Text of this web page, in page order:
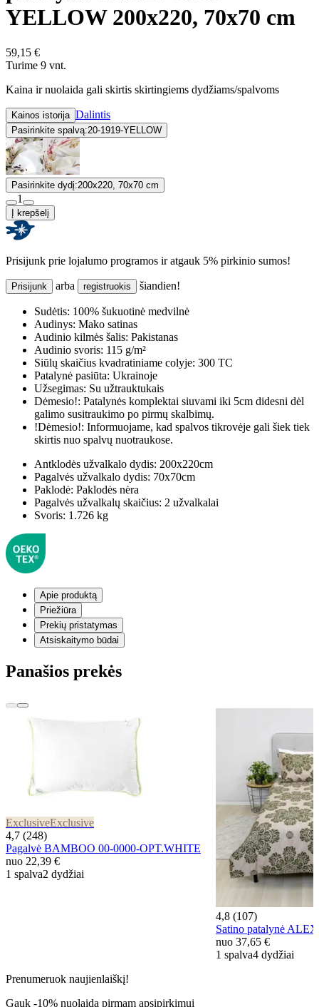
YELLOW 200x220, 70x70 cm
59,15 €
Turime 9 vnt.
Kaina ir nuolaida gali skirtis skirtingiems dydžiams/spalvoms
Kainos istorija Dalintis
Pasirinkite spalvą:20-1919-YELLOW
Pasirinkite dydį:200x220, 70x70 cm
1
Į krepšelį
Prisijunk prie lojalumo programos ir atgauk 5% pirkinio sumos!
Prisijunk arba registruokis šiandien!
Sudėtis: 100% šukuotinė medvilnė
Audinys: Mako satinas
Audinio kilmės šalis: Pakistanas
Audinio svoris: 115 g/m²
Siūlų skaičius kvadratiniame colyje: 300 TC
Patalynė pasiūta: Ukrainoje
Užsegimas: Su užtrauktukais
Dėmesio!: Patalynės komplektai siuvami iki 5cm didesni dėl
galimo susitraukimo po pirmų skalbimų.
!Dėmesio!: Informuojame, kad spalvos tikrovėje gali šiek tiek
skirtis nuo spalvų nuotraukose.
Antklodės užvalkalo dydis: 200x220cm
Pagalvės užvalkalo dydis: 70x70cm
Paklodė: Paklodės nėra
Pagalvės užvalkalų skaičius: 2 užvalkalai
Svoris: 1.726 kg
Apie produktą
Priežiūra
Prekių pristatymas
Atsiskaitymo būdai
Panašios prekės
ExclusiveExclusive
4,7 (248)
Pagalvė BAMBOO 00-0000-OPT.WHITE
nuo 22,39 €
1 spalva2 dydžiai
4,8 (107)
Satino patalynė
nuo 37,65 €
1 spalva4 dydžiai
Prenumeruok naujienlaiškį!
Gauk -10% nuolaidą pirmam apsipirkimui